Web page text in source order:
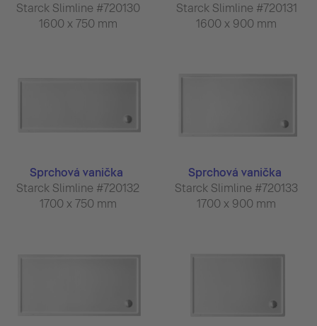
Starck Slimline #720130
1600 x 750 mm
Starck Slimline #720131
1600 x 900 mm
Sprchová vanička
Starck Slimline #720132
1700 x 750 mm
Sprchová vanička
Starck Slimline #720133
1700 x 900 mm